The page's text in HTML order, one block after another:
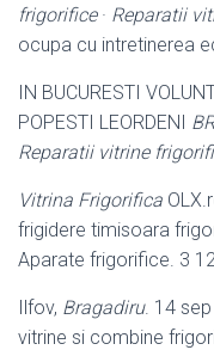
frigorifice· Reparatii
ocupa cu intretinerea
IN BUCURESTI
POPESTI LEORDENI
Reparatii vitrine
Vitrina Frigorifica
frigidere timisoara
Aparate frigorifice. 3
Ilfov, Bragadiru. 14
vitrine si combine